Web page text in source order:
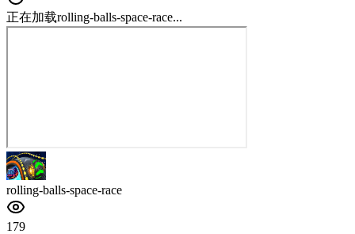
正在加载rolling-balls-space-race...
rolling-balls-space-race
179